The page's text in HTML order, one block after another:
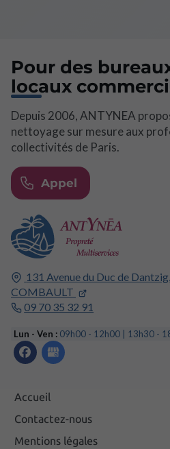
131 Avenue du Duc de Dantzig,
COMBAULT
09 70 35 32 91
Lun - Ven : 09h00 - 12h00 | 13h30 -
Accueil
Contactez-nous
Mentions légales
Pour des
locaux
Depuis 2006, ANTYNEA
nettoyage sur mesure aux
collectivités de Paris.
Appel